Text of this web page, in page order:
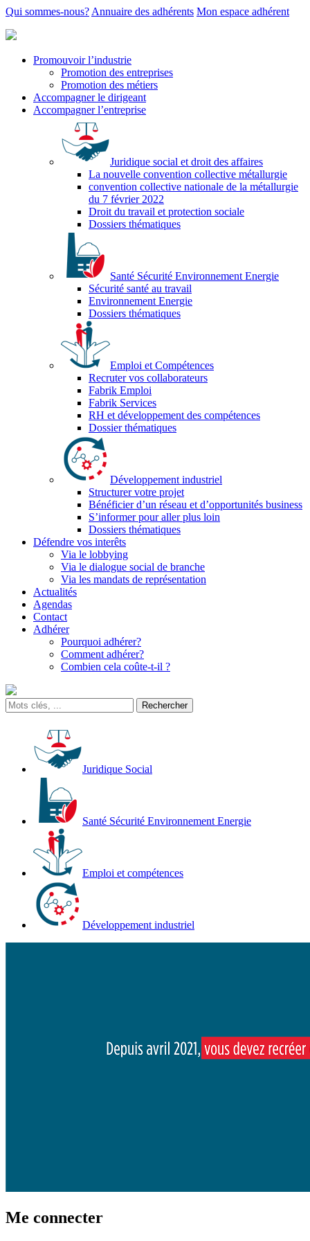
Qui sommes-nous? Annuaire des adhérents Mon espace adhérent
Promouvoir l’industrie
Promotion des entreprises
Promotion des métiers
Accompagner le dirigeant
Accompagner l’entreprise
Juridique social et droit des affaires
La nouvelle convention collective métallurgie
convention collective nationale de la métallurgie
du 7 février 2022
Droit du travail et protection sociale
Dossiers thématiques
Santé Sécurité Environnement Energie
Sécurité santé au travail
Environnement Energie
Dossiers thématiques
Emploi et Compétences
Recruter vos collaborateurs
Fabrik Emploi
Fabrik Services
RH et développement des compétences
Dossier thématiques
Développement industriel
Structurer votre projet
Bénéficier d’un réseau et d’opportunités business
S’informer pour aller plus loin
Dossiers thématiques
Défendre vos interêts
Via le lobbying
Via le dialogue social de branche
Via les mandats de représentation
Actualités
Agendas
Contact
Adhérer
Pourquoi adhérer?
Comment adhérer?
Combien cela coûte-t-il ?
Juridique Social
Santé Sécurité Environnement Energie
Emploi et compétences
Développement industriel
Me connecter